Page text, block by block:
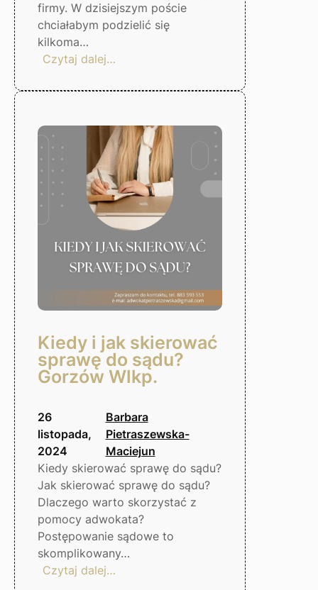
firmy. W dzisiejszym poście
chciałabym podzielić się
kilkoma…
Czytaj dalej…
kroków,
uniknąć
problemów
z
dłużnikami
–
Gorzów
Wlkp.
Kiedy i jak skierować
sprawę do sądu?
Gorzów Wlkp.
26
listopada,
2024
Barbara
Pietraszewska-
Maciejun
Kiedy skierować sprawę do sądu?
Jak skierować sprawę do sądu?
Dlaczego warto skorzystać z
pomocy adwokata?
Postępowanie sądowe to
skomplikowany…
Czytaj dalej…